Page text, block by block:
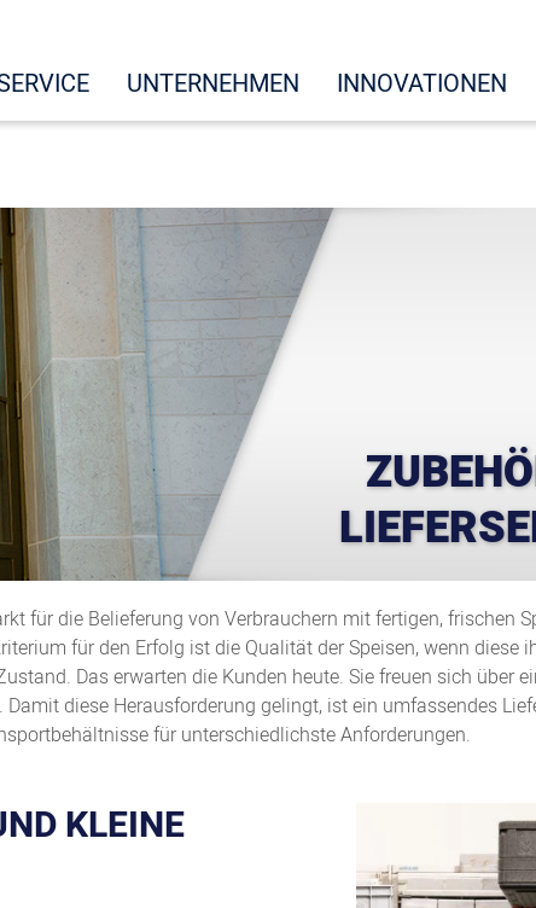
UNTERNEHMEN INNOVATIONEN
für die Belieferung von Verbrauchern mit fertigen, frischen
für den Erfolg ist die Qualität der Speisen, wenn diese
Das erwarten die Kunden heute. Sie freuen sich über
diese Herausforderung gelingt, ist ein umfassendes
für unterschiedlichste Anforderungen.
KLEINE K